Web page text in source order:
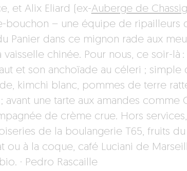
et Alix Eliard (ex-Auberge de
bouchon – une équipe de ripailleurs
Panier dans ce mignon rade aux
vaisselle chinée. Pour nous, ce soir-là
et son anchoïade au céleri ; simple
kimchi blanc, pommes de terre
avant une tarte aux amandes comme
de crème crue. Hors
de la boulangerie T65, fruits
ou à la coque, café Luciani de
· Pedro Rascaille